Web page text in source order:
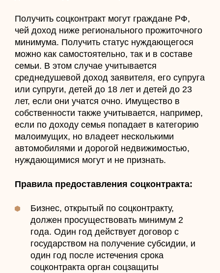
Получить соцконтракт могут граждане РФ,
чей доход ниже регионального прожиточного
минимума. Получить статус нуждающегося
можно как самостоятельно, так и в составе
семьи. В этом случае учитывается
среднедушевой доход заявителя, его супруга
или супруги, детей до 18 лет и детей до 23
лет, если они учатся очно. Имущество в
собственности также учитывается, например,
если по доходу семья попадает в категорию
малоимущих, но владеет несколькими
автомобилями и дорогой недвижимостью,
нуждающимися могут и не признать.
Правила предоставления соцконтракта:
Бизнес, открытый по соцконтракту,
должен просуществовать минимум 2
года. Один год действует договор с
государством на получение субсидии, и
один год после истечения срока
соцконтракта орган соцзащиты